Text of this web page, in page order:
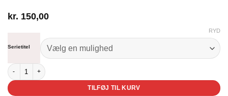
kr. 150,00
Serietitel
RYD
Pirates of Caribbean antal
TILFØJ TIL KURV